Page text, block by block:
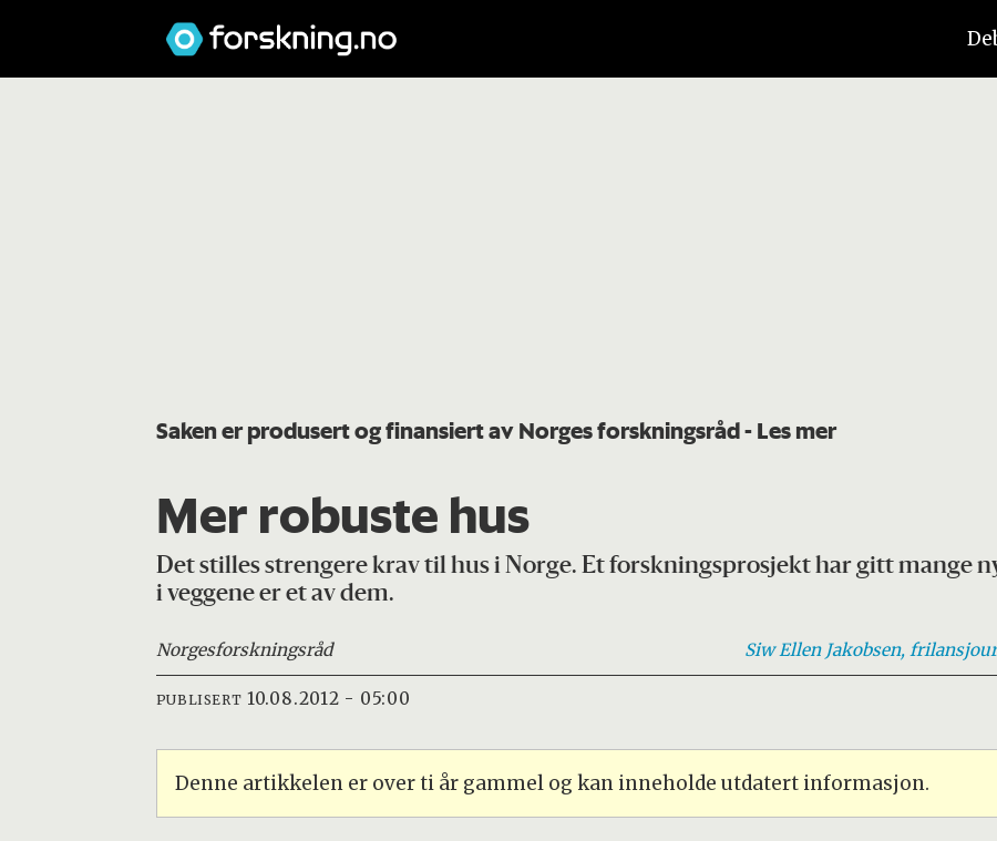
Saken er produsert og finansiert av Norges forskningsråd- Les mer
Mer robuste hus
Det stilles strengere krav til hus i Norge. Et forskningsprosjekt har gitt mange
i veggene er et av dem.
Norgesforskningsråd Siw Ellen Jakobsen,
PUBLISERT 10.08.2012 - 05:00
Denne artikkelen er over ti år gammel og kan inneholde utdatert informasjon.